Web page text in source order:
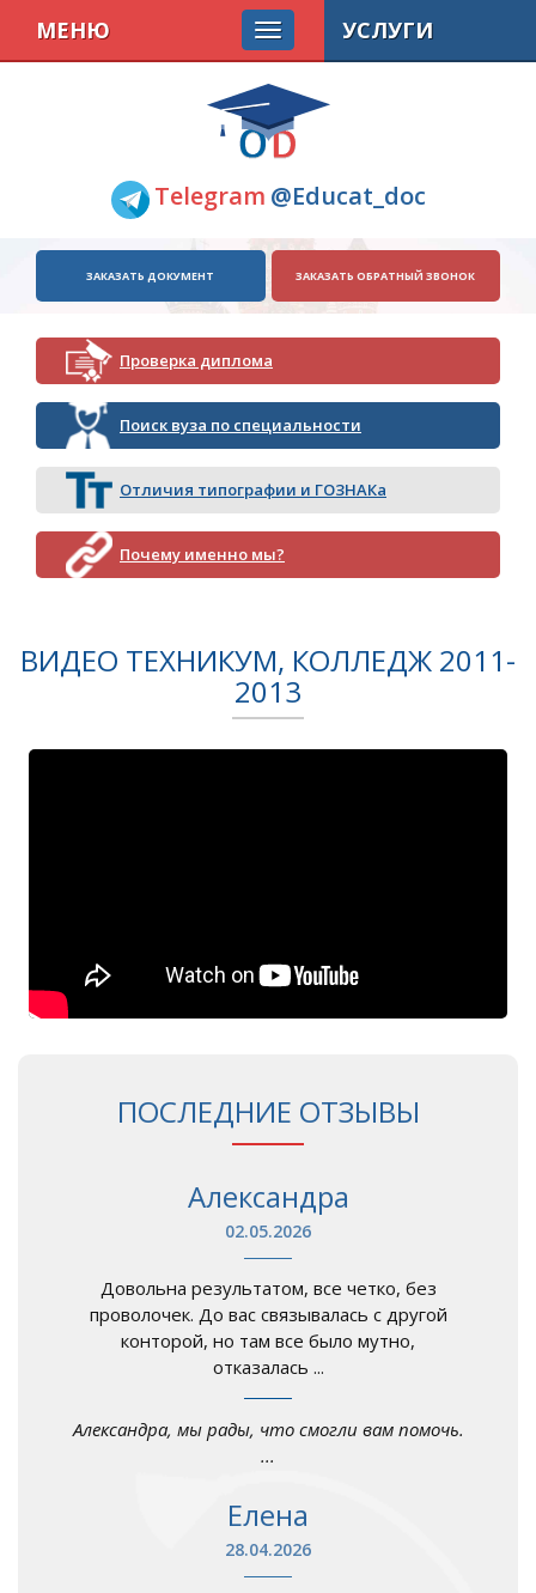
Telegram @Educat_doc
МЕНЮ
ЗАКАЗАТЬ ДОКУМЕНТ ЗАКАЗАТЬ ОБРАТНЫЙ ЗВОНОК
Проверка диплома
Поиск вуза по специальности
Отличия типографии и ГОЗНАКа
Почему именно мы?
УСЛУГИ
ВИДЕО ТЕХНИКУМ, КОЛЛЕДЖ 2011-
2013
ПОСЛЕДНИЕ ОТЗЫВЫ
Александра
02.05.2026
Довольна результатом, все четко, без
проволочек. До вас связывалась с другой
конторой, но там все было мутно,
отказалась ...
Александра, мы рады, что смогли вам помочь.
...
Елена
28.04.2026